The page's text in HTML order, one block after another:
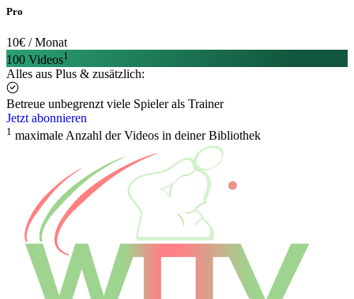
Pro
10€ / Monat
100 Videos1
Alles aus Plus & zusätzlich:
Betreue unbegrenzt viele Spieler als Trainer
Jetzt abonnieren
1 maximale Anzahl der Videos in deiner Bibliothek